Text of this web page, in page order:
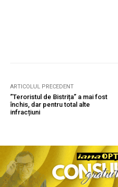
ARTICOLUL PRECEDENT
”Teroristul de Bistrița” a mai fost
închis, dar pentru total alte
infracțiuni